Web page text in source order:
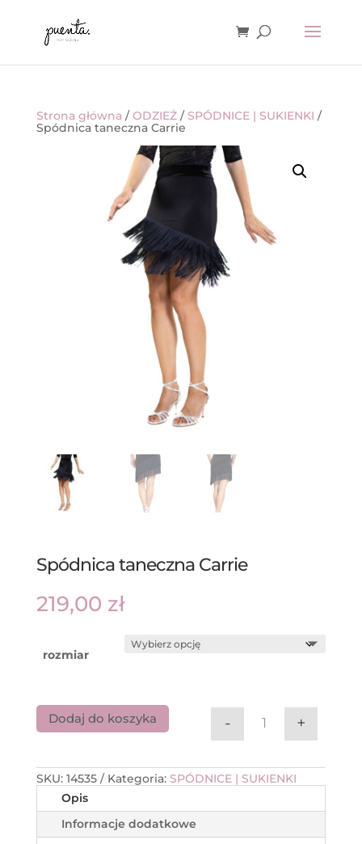
Strona główna /ODZIEŻ/ SPÓDNICE | SUKIENKI /
Spódnica taneczna Carrie
Spódnica taneczna Carrie
219,00 zł
rozmiar
ilość Spódnica
- +
Dodaj do koszyka
SKU: 14535 Kategoria: SPÓDNICE | SUKIENKI
Opis
Informacje dodatkowe